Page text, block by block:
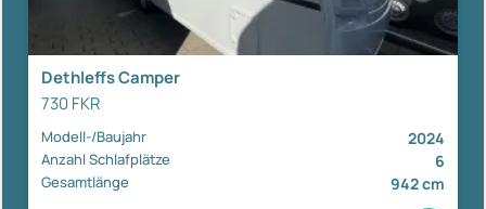
Dethleffs Camper
730 FKR
Modell-/Baujahr 2024
Anzahl Schlafplätze 6
Gesamtlänge 942 cm